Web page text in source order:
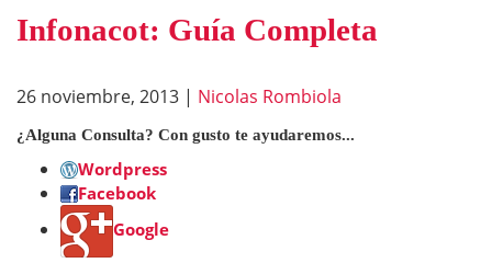
Infonacot: Guía Completa
26 noviembre, 2013 | Nicolas Rombiola
¿Alguna Consulta? Con gusto te ayudaremos...
Wordpress
Facebook
Google